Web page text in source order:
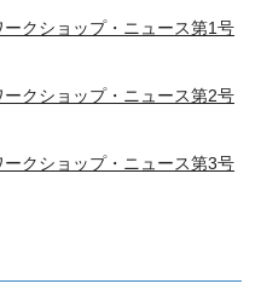
ークショップ・ニュース第1号
ークショップ・ニュース第2号
ークショップ・ニュース第3号